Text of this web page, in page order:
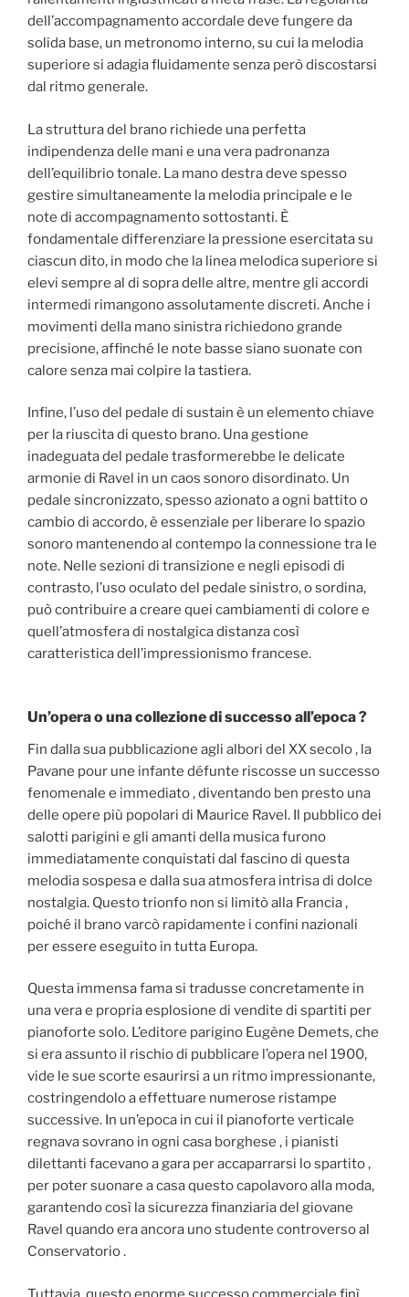
dell’accompagnamento accordale deve fungere da
solida base, un metronomo interno, su cui la melodia
superiore si adagia fluidamente senza però discostarsi
dal ritmo generale.
La struttura del brano richiede una perfetta
indipendenza delle mani e una vera padronanza
dell’equilibrio tonale. La mano destra deve spesso
gestire simultaneamente la melodia principale e le
note di accompagnamento sottostanti. È
fondamentale differenziare la pressione esercitata su
ciascun dito, in modo che la linea melodica superiore si
elevi sempre al di sopra delle altre, mentre gli accordi
intermedi rimangono assolutamente discreti. Anche i
movimenti della mano sinistra richiedono grande
precisione, affinché le note basse siano suonate con
calore senza mai colpire la tastiera.
Infine, l’uso del pedale di sustain è un elemento chiave
per la riuscita di questo brano. Una gestione
inadeguata del pedale trasformerebbe le delicate
armonie di Ravel in un caos sonoro disordinato. Un
pedale sincronizzato, spesso azionato a ogni battito o
cambio di accordo, è essenziale per liberare lo spazio
sonoro mantenendo al contempo la connessione tra le
note. Nelle sezioni di transizione e negli episodi di
contrasto, l’uso oculato del pedale sinistro, o sordina,
può contribuire a creare quei cambiamenti di colore e
quell’atmosfera di nostalgica distanza così
caratteristica dell’impressionismo francese.
Un’opera o una collezione di successo all’epoca ?
Fin dalla sua pubblicazione agli albori del XX secolo , la
Pavane pour une infante défunte riscosse un successo
fenomenale e immediato , diventando ben presto una
delle opere più popolari di Maurice Ravel. Il pubblico dei
salotti parigini e gli amanti della musica furono
immediatamente conquistati dal fascino di questa
melodia sospesa e dalla sua atmosfera intrisa di dolce
nostalgia. Questo trionfo non si limitò alla Francia ,
poiché il brano varcò rapidamente i confini nazionali
per essere eseguito in tutta Europa.
Questa immensa fama si tradusse concretamente in
una vera e propria esplosione di vendite di spartiti per
pianoforte solo. L’editore parigino Eugène Demets, che
si era assunto il rischio di pubblicare l’opera nel 1900,
vide le sue scorte esaurirsi a un ritmo impressionante,
costringendolo a effettuare numerose ristampe
successive. In un’epoca in cui il pianoforte verticale
regnava sovrano in ogni casa borghese , i pianisti
dilettanti facevano a gara per accaparrarsi lo spartito ,
per poter suonare a casa questo capolavoro alla moda,
garantendo così la sicurezza finanziaria del giovane
Ravel quando era ancora uno studente controverso al
Conservatorio .